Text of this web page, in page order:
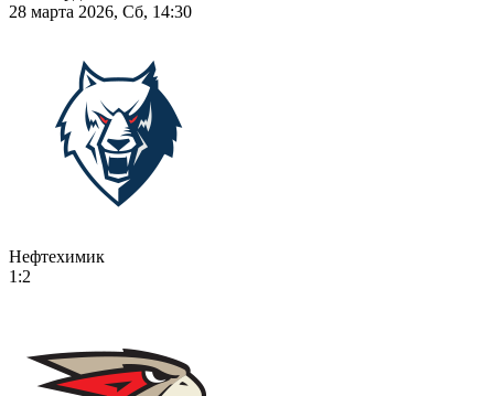
28 марта 2026, Сб, 14:30
Нефтехимик
1:2